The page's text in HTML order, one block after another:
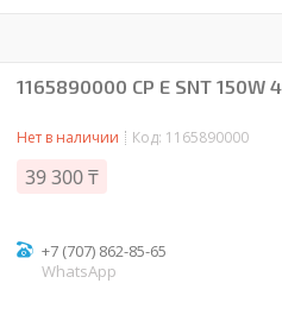
1165890000 CP E SNT 150W
Нет в наличии Код: 1165890000
39 300 ₸
+7 (707) 862-85-65
WhatsApp